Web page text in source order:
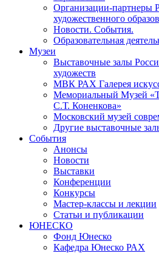
Организации-партнеры
художественного
Новости. События.
Образовательная
Музеи
Выставочные залы
художеств
МВК РАХ Галерея
Мемориальный Музей
С.Т. Коненкова»
Московский музей
Другие выставочные
События
Анонсы
Новости
Выставки
Конференции
Конкурсы
Мастер-классы и лекции
Статьи и публикации
ЮНЕСКО
Фонд Юнеско
Кафедра Юнеско РАХ